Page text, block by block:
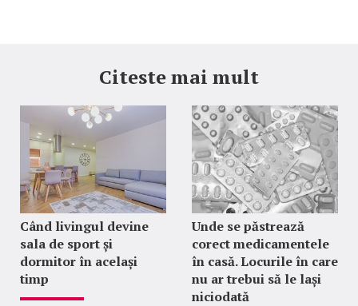
Citeste mai mult
Când livingul devine
sala de sport și
dormitor în același
timp
Unde se păstrează
corect medicamentele
în casă. Locurile în care
nu ar trebui să le lași
niciodată